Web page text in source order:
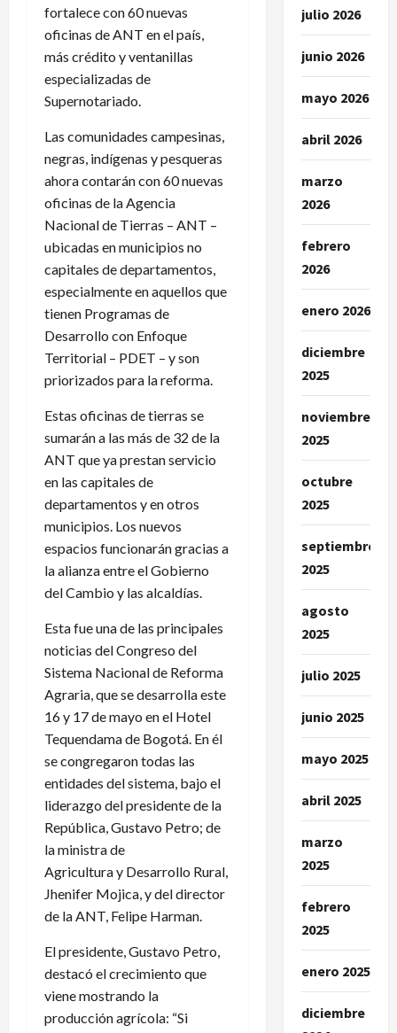
fortalece con 60 nuevas
oficinas de ANT en el país,
más crédito y ventanillas
especializadas de
Supernotariado.
Las comunidades campesinas,
negras, indígenas y pesqueras
ahora contarán con 60 nuevas
oficinas de la Agencia
Nacional de Tierras – ANT –
ubicadas en municipios no
capitales de departamentos,
especialmente en aquellos que
tienen Programas de
Desarrollo con Enfoque
Territorial – PDET – y son
priorizados para la reforma.
Estas oficinas de tierras se
sumarán a las más de 32 de la
ANT que ya prestan servicio
en las capitales de
departamentos y en otros
municipios. Los nuevos
espacios funcionarán gracias a
la alianza entre el Gobierno
del Cambio y las alcaldías.
Esta fue una de las principales
noticias del Congreso del
Sistema Nacional de Reforma
Agraria, que se desarrolla este
16 y 17 de mayo en el Hotel
Tequendama de Bogotá. En él
se congregaron todas las
entidades del sistema, bajo el
liderazgo del presidente de la
República, Gustavo Petro; de
la ministra de
Agricultura y Desarrollo Rural,
Jhenifer Mojica, y del director
de la ANT, Felipe Harman.
El presidente, Gustavo Petro,
destacó el crecimiento que
viene mostrando la
producción agrícola: “Si
julio 2026
junio 2026
mayo 2026
abril 2026
marzo
2026
febrero
2026
enero 2026
diciembre
2025
noviembre
2025
octubre
2025
septiembre
2025
agosto
2025
julio 2025
junio 2025
mayo 2025
abril 2025
marzo
2025
febrero
2025
enero 2025
diciembre